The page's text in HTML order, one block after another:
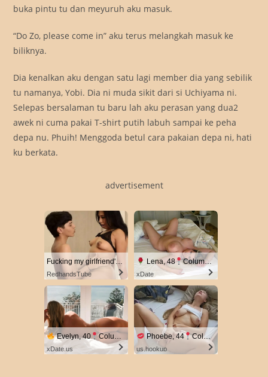
buka pintu tu dan meyuruh aku masuk.
“Do Zo, please come in” aku terus melangkah masuk ke
biliknya.
Dia kenalkan aku dengan satu lagi member dia yang sebilik
tu namanya, Yobi. Dia ni muda sikit dari si Uchiyama ni.
Selepas bersalaman tu baru lah aku perasan yang dua2
awek ni cuma pakai T-shirt putih labuh sampai ke peha
depa nu. Phuih! Menggoda betul cara pakaian depa ni, hati
ku berkata.
advertisement
Fucking my girlfriend's hot mommy by mistake
RedhandsTube
Lena, 48 Columbus
xDate
Evelyn, 40 Columbus
xDate.us
Phoebe, 44 Columbus
us.hookup